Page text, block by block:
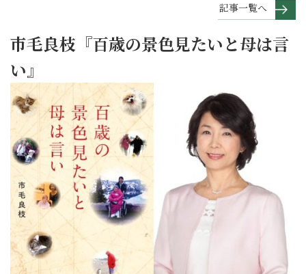
記事一覧へ
市毛良枝『百歳の景色見たいと母は言
い』